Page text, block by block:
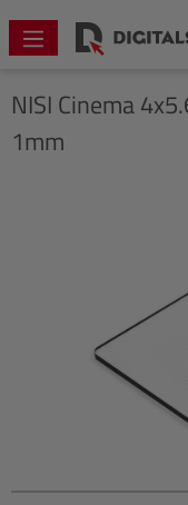
springen
NISI Cinema
1mm